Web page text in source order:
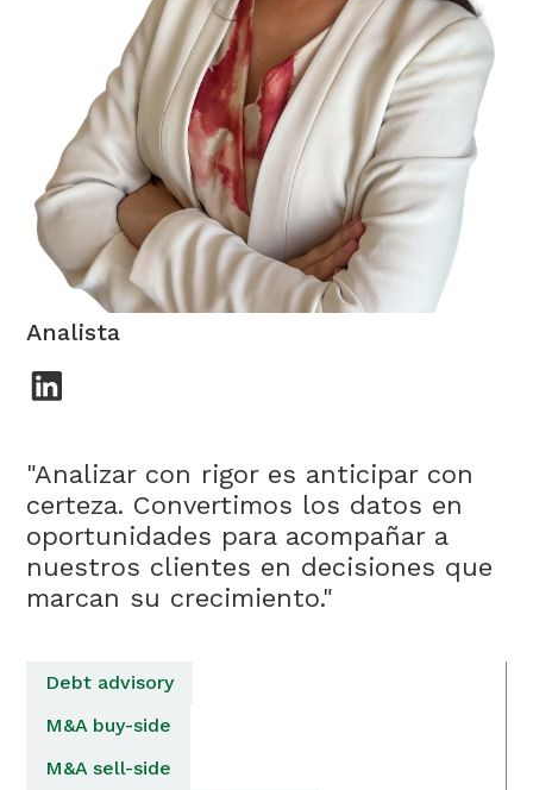
Alejandra Díaz
Analista
"Analizar con rigor es anticipar con
certeza. Convertimos los datos en
oportunidades para acompañar a
nuestros clientes en decisiones que
marcan su crecimiento."
Debt advisory
M&A buy-side
M&A sell-side